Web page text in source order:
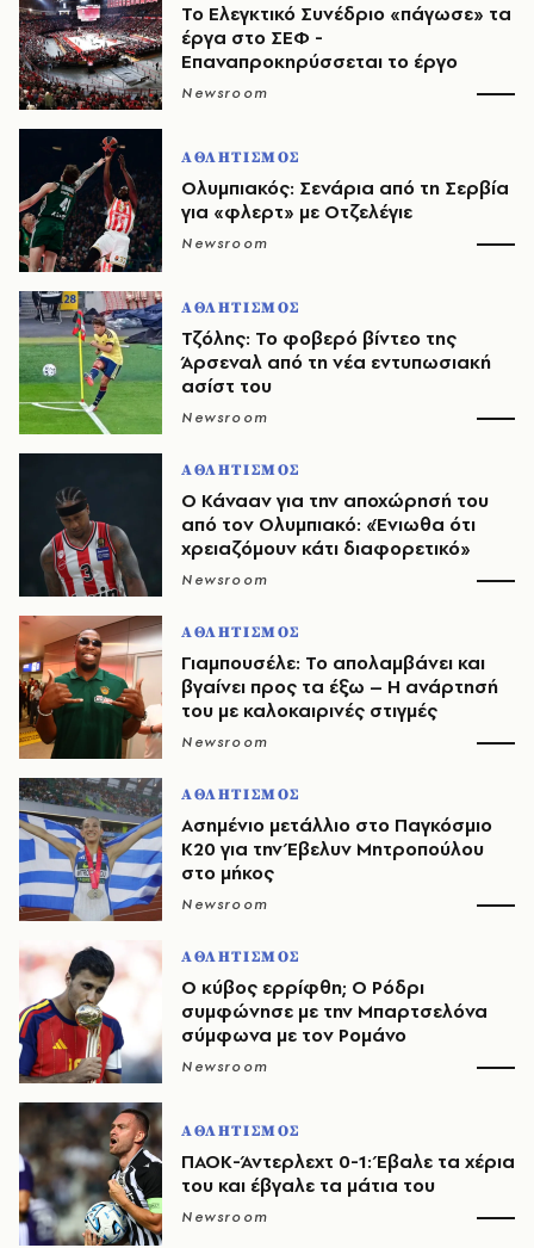
Το Ελεγκτικό Συνέδριο «πάγωσε» τα
έργα στο ΣΕΦ -
Επαναπροκηρύσσεται το έργο
Newsroom
ΑΘΛΗΤΙΣΜΟΣ
Ολυμπιακός: Σενάρια από τη Σερβία
για «φλερτ» με Οτζελέγιε
Newsroom
ΑΘΛΗΤΙΣΜΟΣ
Τζόλης: Το φοβερό βίντεο της
Άρσεναλ από τη νέα εντυπωσιακή
ασίστ του
Newsroom
ΑΘΛΗΤΙΣΜΟΣ
Ο Κάνααν για την αποχώρησή του
από τον Ολυμπιακό: «Ένιωθα ότι
χρειαζόμουν κάτι διαφορετικό»
Newsroom
ΑΘΛΗΤΙΣΜΟΣ
Γιαμπουσέλε: Το απολαμβάνει και
βγαίνει προς τα έξω – Η ανάρτησή
του με καλοκαιρινές στιγμές
Newsroom
ΑΘΛΗΤΙΣΜΟΣ
Ασημένιο μετάλλιο στο Παγκόσμιο
Κ20 για την Έβελυν Μητροπούλου
στο μήκος
Newsroom
ΑΘΛΗΤΙΣΜΟΣ
O κύβος ερρίφθη; Ο Ρόδρι
συμφώνησε με την Μπαρτσελόνα
σύμφωνα με τον Ρομάνο
Newsroom
ΑΘΛΗΤΙΣΜΟΣ
ΠΑΟΚ-Άντερλεχτ 0-1: Έβαλε τα χέρια
του και έβγαλε τα μάτια του
Newsroom